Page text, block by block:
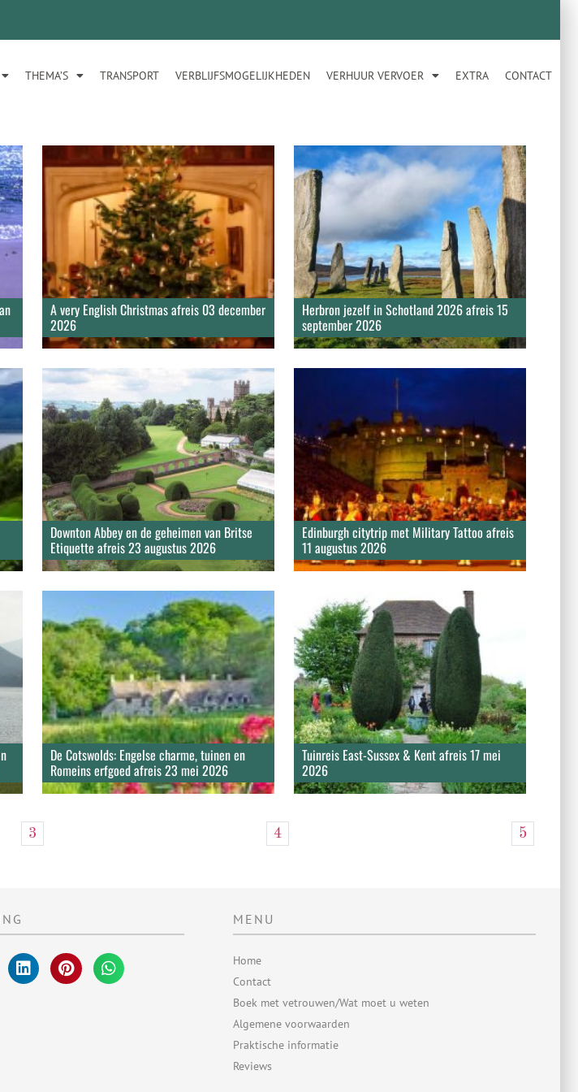
THEMA’S TRANSPORT VERBLIJFSMOGELIJKHEDEN VERHUUR VERVOER EXTRA CONTACT
A very English Christmas afreis 03 december
2026
Herbron jezelf in Schotland 2026 afreis 15
september 2026
Downton Abbey en de geheimen van Britse
Etiquette afreis 23 augustus 2026
Edinburgh citytrip met Military Tattoo afreis
11 augustus 2026
De Cotswolds: Engelse charme, tuinen en
Romeins erfgoed afreis 23 mei 2026
Tuinreis East-Sussex & Kent afreis 17 mei
2026
3 4 5
MENU
Home
Contact
Boek met vetrouwen/Wat moet u weten
Algemene voorwaarden
Praktische informatie
Reviews